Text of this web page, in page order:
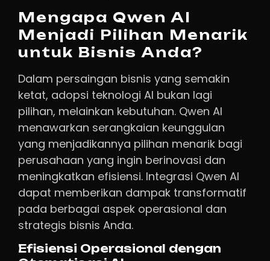
Mengapa Qwen AI
Menjadi Pilihan Menarik
untuk Bisnis Anda?
Dalam persaingan bisnis yang semakin
ketat, adopsi teknologi AI bukan lagi
pilihan, melainkan kebutuhan. Qwen AI
menawarkan serangkaian keunggulan
yang menjadikannya pilihan menarik bagi
perusahaan yang ingin berinovasi dan
meningkatkan efisiensi. Integrasi Qwen AI
dapat memberikan dampak transformatif
pada berbagai aspek operasional dan
strategis bisnis Anda.
Efisiensi Operasional dengan